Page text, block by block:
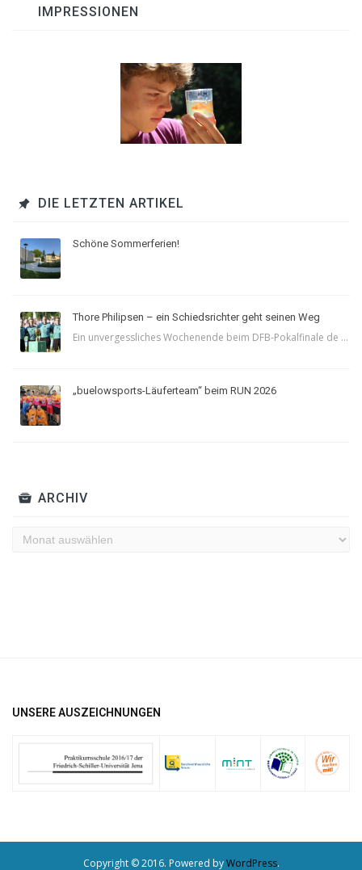
IMPRESSIONEN
DIE LETZTEN ARTIKEL
Schöne Sommerferien!
Thore Philipsen – ein Schiedsrichter geht seinen Weg
Ein unvergessliches Wochenende beim DFB-Pokalfinale de ...
„buelowsports-Läuferteam“ beim RUN 2026
ARCHIV
Archiv
UNSERE AUSZEICHNUNGEN
Copyright © 2016. Powered byWordPress.